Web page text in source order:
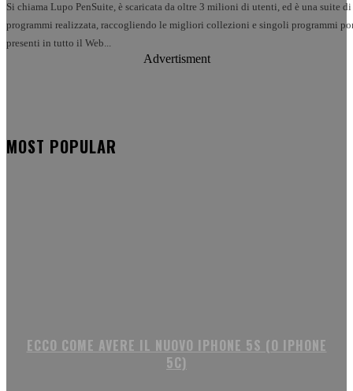
Si chiama Lupo PenSuite, è scaricata da oltre 3 milioni di utenti, ed è una suite di
programmi realizzata, raccogliendo le migliori collezioni e singoli programmi
presenti in tutto il Web...
Advertisment
MOST POPULAR
ECCO COME AVERE IL NUOVO IPHONE 5S (O IPHONE
5C)